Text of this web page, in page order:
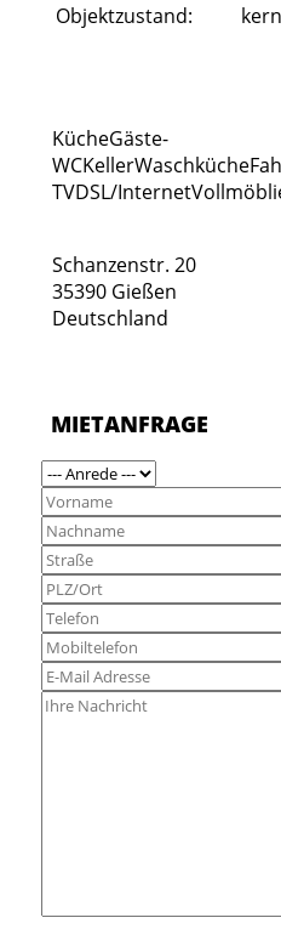
Objektzustand:
KücheGäste-
WCKellerWaschküche
TVDSL/Internet
Schanzenstr. 20
35390 Gießen
Deutschland
MIETANFRAGE